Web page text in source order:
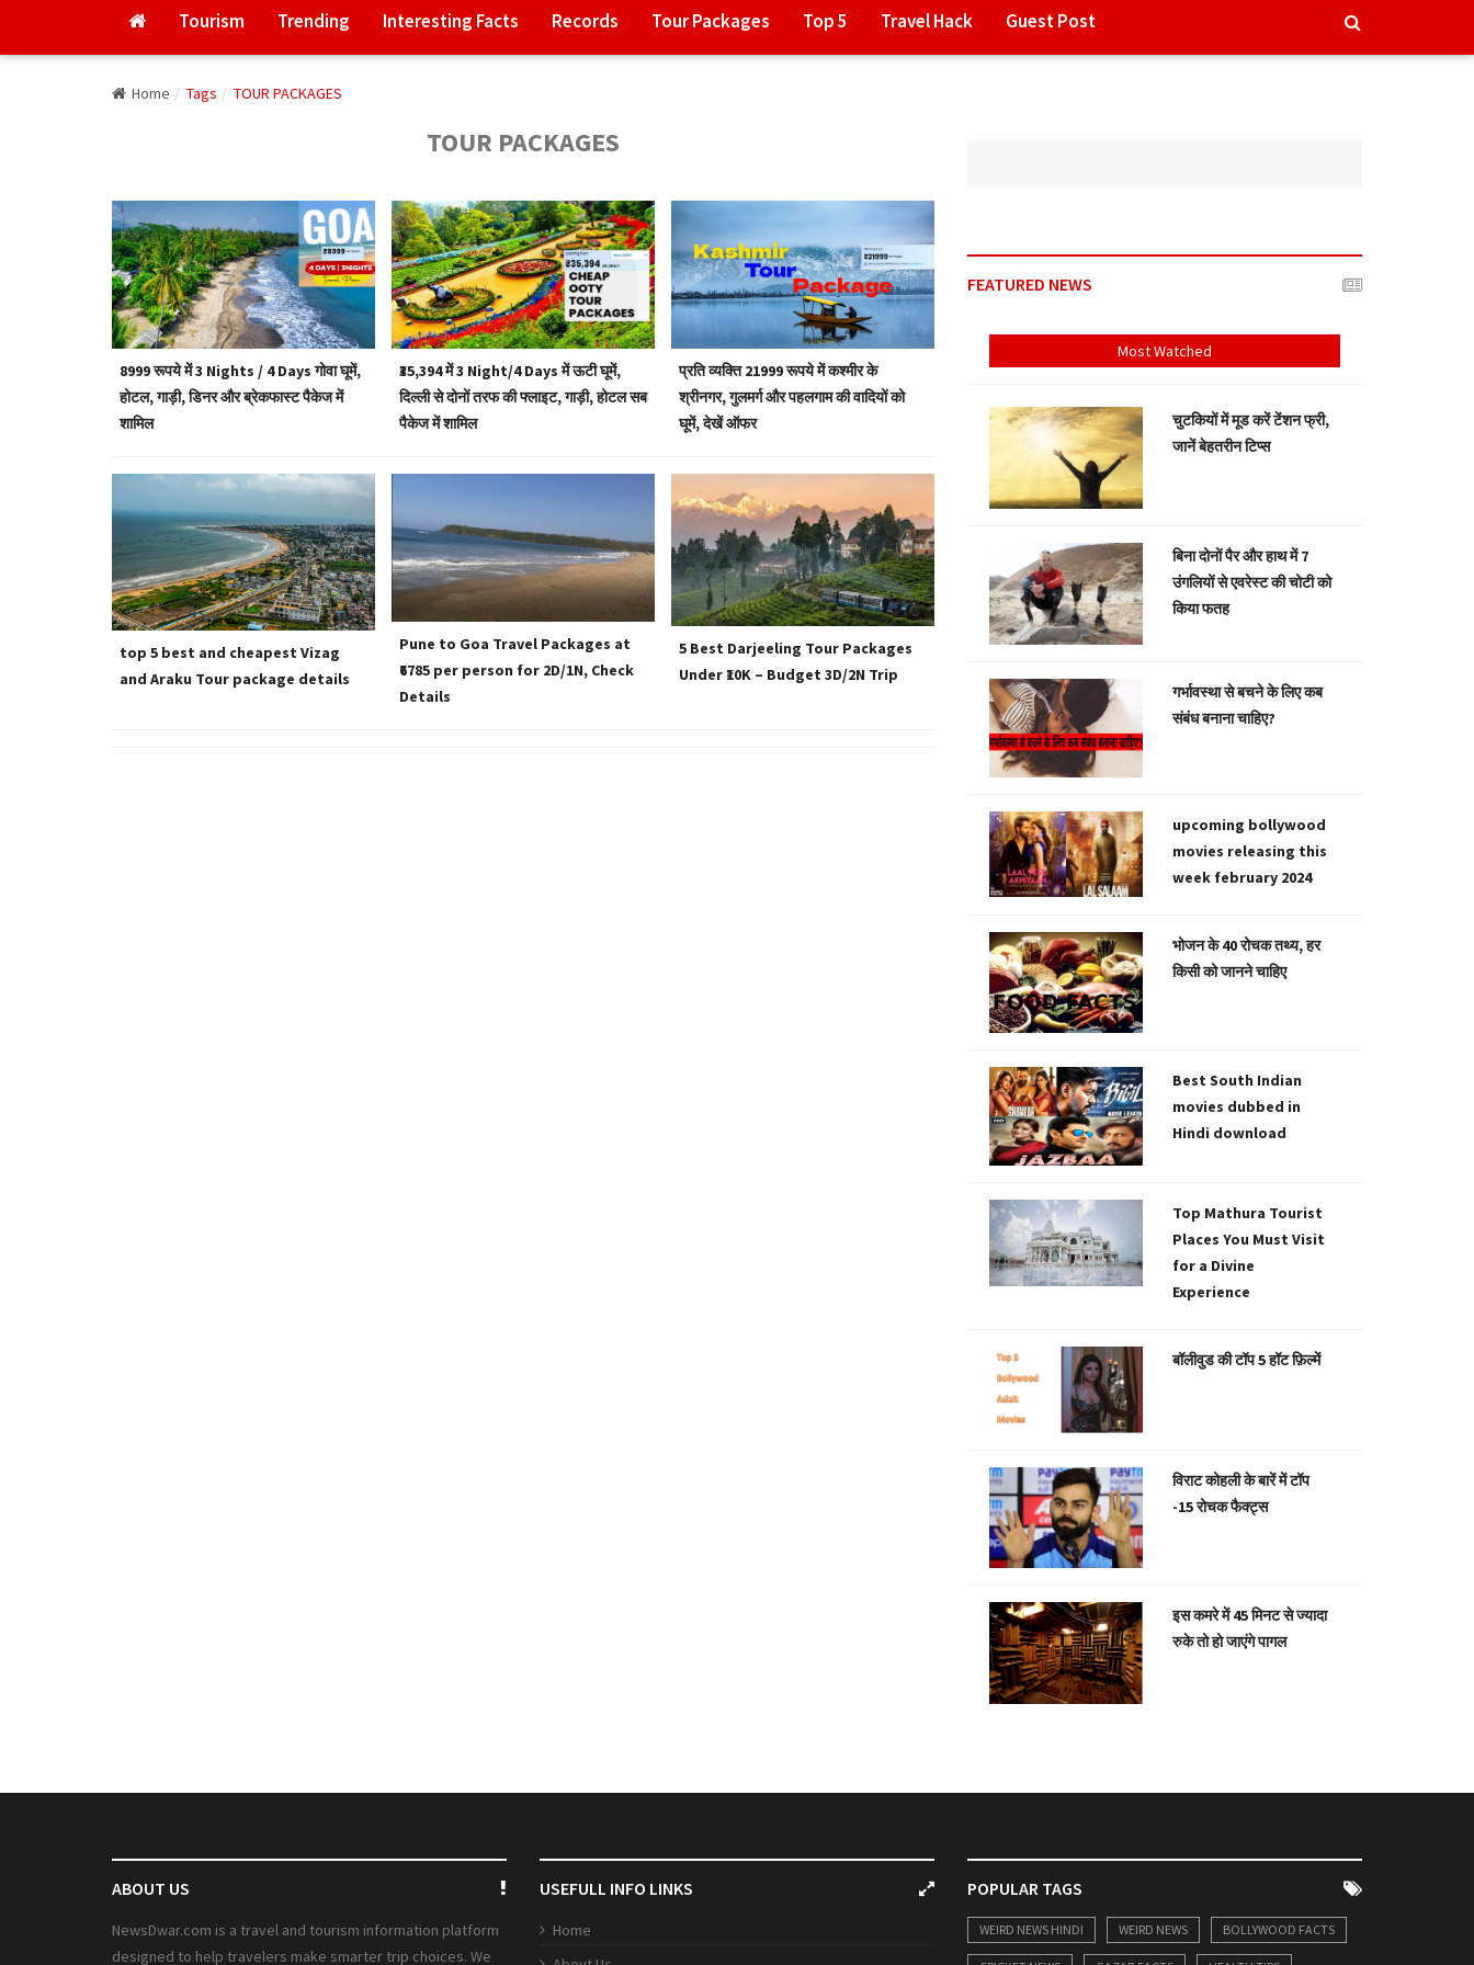
Tourism Trending Interesting Facts Records Tour Packages Top 5 Travel Hack Guest Post
Home Tags TOUR PACKAGES
TOUR PACKAGES
8999 रूपये में 3 Nights / 4 Days गोवा घूमें,
होटल, गाड़ी, डिनर और ब्रेकफास्ट पैकेज में
शामिल
₹35,394 में 3 Night/4 Days में ऊटी घूमें,
दिल्ली से दोनों तरफ की फ्लाइट, गाड़ी, होटल सब
पैकेज में शामिल
प्रति व्यक्ति 21999 रूपये में कश्मीर के
श्रीनगर, गुलमर्ग और पहलगाम की वादियों को
घूमें, देखें ऑफर
top 5 best and cheapest Vizag
and Araku Tour package details
Pune to Goa Travel Packages at
₹6785 per person for 2D/1N, Check
Details
5 Best Darjeeling Tour Packages
Under ₹10K – Budget 3D/2N Trip
FEATURED NEWS
Most Watched
चुटकियों में मूड करें टेंशन फ्री,
जानें बेहतरीन टिप्स
बिना दोनों पैर और हाथ में 7
उंगलियों से एवरेस्ट की चोटी को
किया फतह
गर्भावस्था से बचने के लिए कब
संबंध बनाना चाहिए?
upcoming bollywood
movies releasing this
week february 2024
भोजन के 40 रोचक तथ्य, हर
किसी को जानने चाहिए
Best South Indian
movies dubbed in
Hindi download
Top Mathura Tourist
Places You Must Visit
for a Divine
Experience
बॉलीवुड की टॉप 5 हॉट फ़िल्में
विराट कोहली के बारें में टॉप
-15 रोचक फैक्ट्स
इस कमरे में 45 मिनट से ज्यादा
रुके तो हो जाएंगे पागल
ABOUT US
NewsDwar.com is a travel and tourism information platform
designed to help travelers make smarter trip choices. We
USEFULL INFO LINKS
Home
POPULAR TAGS
WEIRD NEWS HINDI WEIRD NEWS BOLLYWOOD FACTS